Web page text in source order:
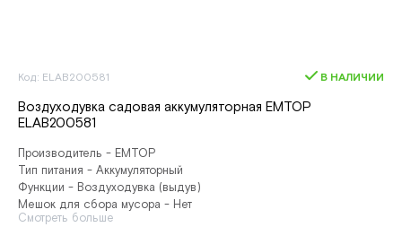
Код: ELAB200581 В НАЛИЧИИ
Воздуходувка садовая аккумуляторная EMTOP
ELAB200581
Производитель - EMTOP
Тип питания - Аккумуляторный
Функции - Воздуходувка (выдув)
Мешок для сбора мусора - Нет
Смотреть больше